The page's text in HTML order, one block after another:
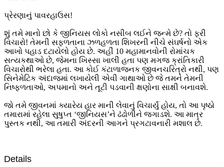
પ્રેરણાનું પાવરહાઉસ!
શું તમે માનો છો કે જીનિયસ લોકો નસીબ લઈને જન્મે છે? તો ફરી
વિચારો! તેમની સફળતાના ઝળહળતા શિખરની નીચે સંઘર્ષનો એક
આખો પહાડ દટાયેલો હોય છે. અહીં 10 મહામાનવોની રોમાંચક
સત્યકથાઓ છે, જેમના ખિસ્સા ખાલી હતા પણ મગજ ક્રાંતિકારી
વિચારોથી ભરેલા હતા. આ કોઈ કંટાળાજનક જીવનચરિત્રો નથી, પણ
સિનેમેટિક અંદાજમાં લખાયેલી એવી ગાથાઓ છે જે તમને તેમની
નિષ્ફળતાઓ, અપમાનો અને તૂટી પડવાની ક્ષણોના સાક્ષી બનાવશે.
જો તમે જીવનમાં ક્યારેય હાર માની લેવાનું વિચાર્યું હોય, તો આ પૃષ્ઠો
તમારામાં રહેલા સુષુપ્ત ‘જીનિયસ’ને ઢંઢોળીને જગાડશે. આ માત્ર
પુસ્તક નથી, આ તમારી અંદરની આગને પ્રગટાવનારી મશાલ છે.
Details